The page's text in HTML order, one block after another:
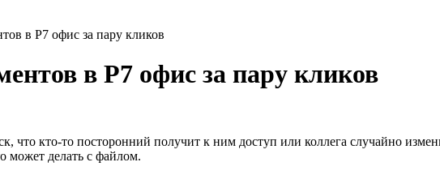
в Р7 офис за пару кликов
в Р7 офис за пару кликов
что кто-то посторонний получит к ним доступ или коллега случайно
может делать с файлом.